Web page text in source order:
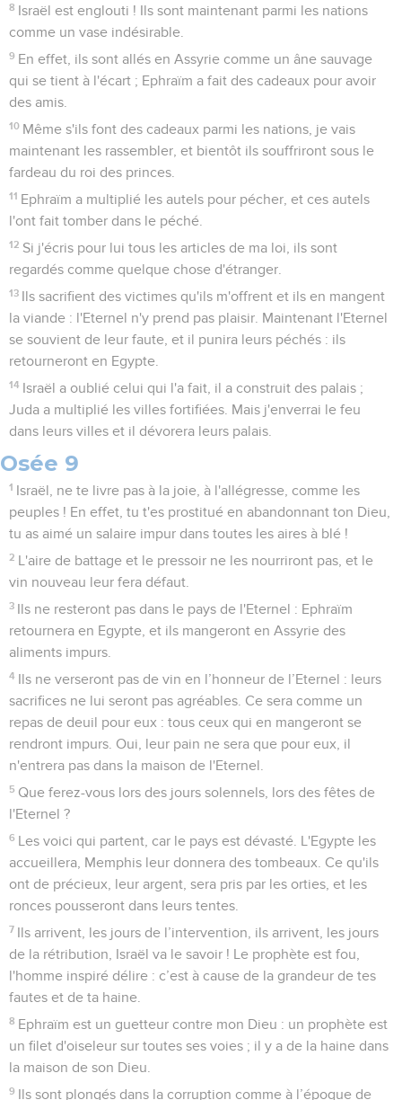
8 Israël est englouti ! Ils sont maintenant parmi les nations
comme un vase indésirable.
9 En effet, ils sont allés en Assyrie comme un âne sauvage
qui se tient à l'écart ; Ephraïm a fait des cadeaux pour avoir
des amis.
10 Même s'ils font des cadeaux parmi les nations, je vais
maintenant les rassembler, et bientôt ils souffriront sous le
fardeau du roi des princes.
11 Ephraïm a multiplié les autels pour pécher, et ces autels
l'ont fait tomber dans le péché.
12 Si j'écris pour lui tous les articles de ma loi, ils sont
regardés comme quelque chose d'étranger.
13 Ils sacrifient des victimes qu'ils m'offrent et ils en mangent
la viande : l'Eternel n'y prend pas plaisir. Maintenant l'Eternel
se souvient de leur faute, et il punira leurs péchés : ils
retourneront en Egypte.
14 Israël a oublié celui qui l'a fait, il a construit des palais ;
Juda a multiplié les villes fortifiées. Mais j'enverrai le feu
dans leurs villes et il dévorera leurs palais.
Osée 9
1 Israël, ne te livre pas à la joie, à l'allégresse, comme les
peuples ! En effet, tu t'es prostitué en abandonnant ton Dieu,
tu as aimé un salaire impur dans toutes les aires à blé !
2 L'aire de battage et le pressoir ne les nourriront pas, et le
vin nouveau leur fera défaut.
3 Ils ne resteront pas dans le pays de l'Eternel : Ephraïm
retournera en Egypte, et ils mangeront en Assyrie des
aliments impurs.
4 Ils ne verseront pas de vin en l’honneur de l’Eternel : leurs
sacrifices ne lui seront pas agréables. Ce sera comme un
repas de deuil pour eux : tous ceux qui en mangeront se
rendront impurs. Oui, leur pain ne sera que pour eux, il
n'entrera pas dans la maison de l'Eternel.
5 Que ferez-vous lors des jours solennels, lors des fêtes de
l'Eternel ?
6 Les voici qui partent, car le pays est dévasté. L'Egypte les
accueillera, Memphis leur donnera des tombeaux. Ce qu'ils
ont de précieux, leur argent, sera pris par les orties, et les
ronces pousseront dans leurs tentes.
7 Ils arrivent, les jours de l’intervention, ils arrivent, les jours
de la rétribution, Israël va le savoir ! Le prophète est fou,
l'homme inspiré délire : c’est à cause de la grandeur de tes
fautes et de ta haine.
8 Ephraïm est un guetteur contre mon Dieu : un prophète est
un filet d'oiseleur sur toutes ses voies ; il y a de la haine dans
la maison de son Dieu.
9 Ils sont plongés dans la corruption comme à l’époque de